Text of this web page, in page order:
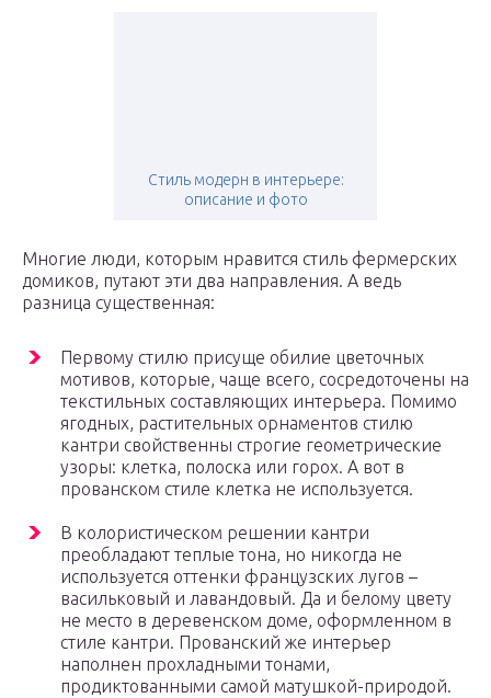
Стиль модерн в интерьере:
описание и фото
Многие люди, которым нравится стиль фермерских
домиков, путают эти два направления. А ведь
разница существенная:
Первому стилю присуще обилие цветочных
мотивов, которые, чаще всего, сосредоточены на
текстильных составляющих интерьера. Помимо
ягодных, растительных орнаментов стилю
кантри свойственны строгие геометрические
узоры: клетка, полоска или горох. А вот в
прованском стиле клетка не используется.
В колористическом решении кантри
преобладают теплые тона, но никогда не
используется оттенки французских лугов –
васильковый и лавандовый. Да и белому цвету
не место в деревенском доме, оформленном в
стиле кантри. Прованский же интерьер
наполнен прохладными тонами,
продиктованными самой матушкой-природой.